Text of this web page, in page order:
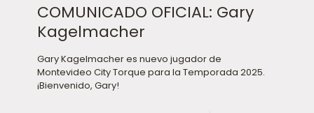
COMUNICADO OFICIAL: Gary
Kagelmacher
Gary Kagelmacher es nuevo jugador de
Montevideo City Torque para la Temporada 2025.
¡Bienvenido, Gary!